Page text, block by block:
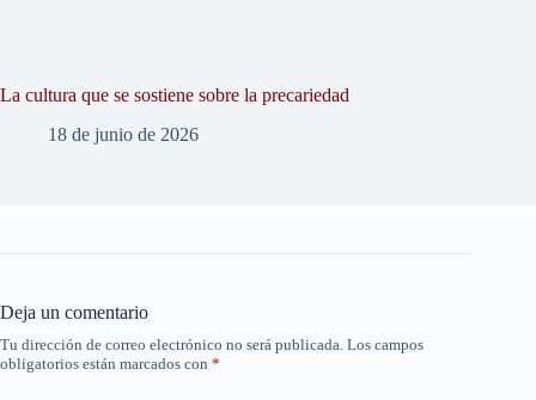
La cultura que se sostiene sobre la precariedad
18 de junio de 2026
Deja un comentario
Tu dirección de correo electrónico no será publicada. Los campos
obligatorios están marcados con *